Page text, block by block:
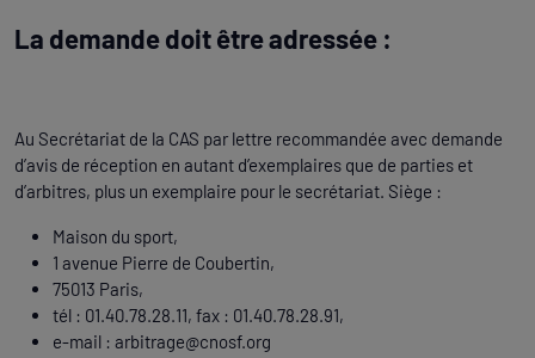
La demande doit être adressée :
Au Secrétariat de la CAS par lettre recommandée avec demande
d’avis de réception en autant d’exemplaires que de parties et
d’arbitres, plus un exemplaire pour le secrétariat. Siège :
Maison du sport,
1 avenue Pierre de Coubertin,
75013 Paris,
tél : 01.40.78.28.11, fax : 01.40.78.28.91,
e-mail : arbitrage@cnosf.org